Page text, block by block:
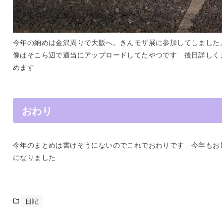
今年の納めは金沢周りで大阪へ。きんモザ展に参加してしました
像はそこら辺で適当にアップロードしてたやつです 後日詳しく
めます
おわり
今年のまとめは書けそうにないのでこれでおわりです 今年もお
になりました
日記